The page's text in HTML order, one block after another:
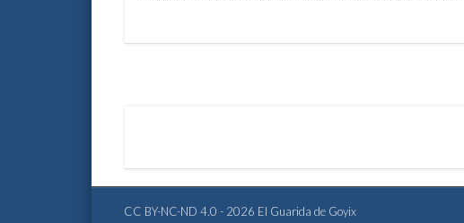
CC BY-NC-ND 4.0 - 2026 El Guarida de Goyix